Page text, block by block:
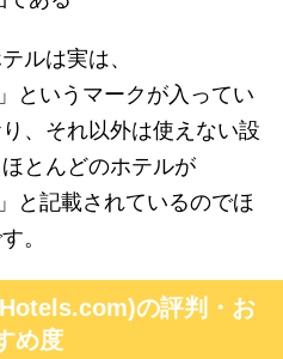
ルは実は、
というマークが入ってい
、それ以外は使えない設
とんどのホテルが
と記載されているのでほ
。
の評判・お
め度